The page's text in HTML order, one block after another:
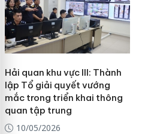
Hải quan khu vực III: Thành
lập Tổ giải quyết vướng
mắc trong triển khai thông
quan tập trung
10/05/2026